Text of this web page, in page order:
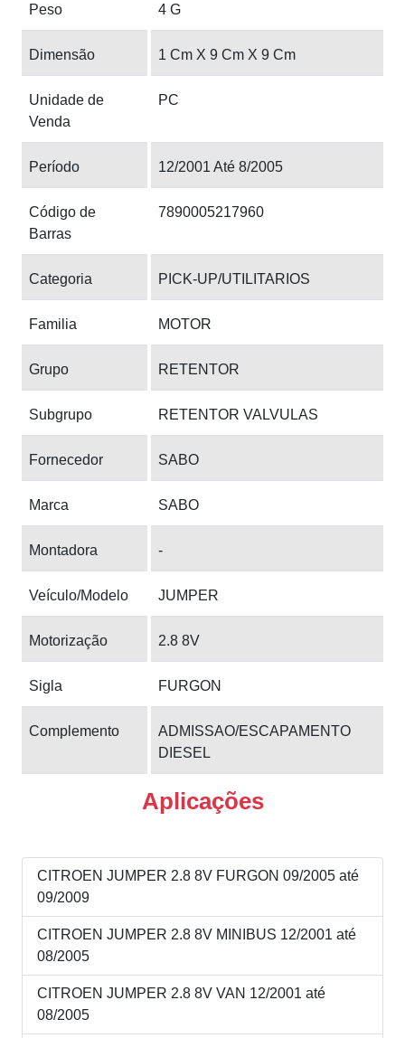
Peso 4 G
Dimensão 1 Cm X 9 Cm X 9 Cm
Unidade de
Venda
PC
Período 12/2001 Até 8/2005
Código de
Barras
7890005217960
Categoria PICK-UP/UTILITARIOS
Familia MOTOR
Grupo RETENTOR
Subgrupo RETENTOR VALVULAS
Fornecedor SABO
Marca SABO
Montadora -
Veículo/Modelo JUMPER
Motorização 2.8 8V
Sigla FURGON
Complemento
ADMISSAO/ESCAPAMENTO
DIESEL
Aplicações
CITROEN JUMPER 2.8 8V FURGON 09/2005 até
09/2009
CITROEN JUMPER 2.8 8V MINIBUS 12/2001 até
08/2005
CITROEN JUMPER 2.8 8V VAN 12/2001 até
08/2005